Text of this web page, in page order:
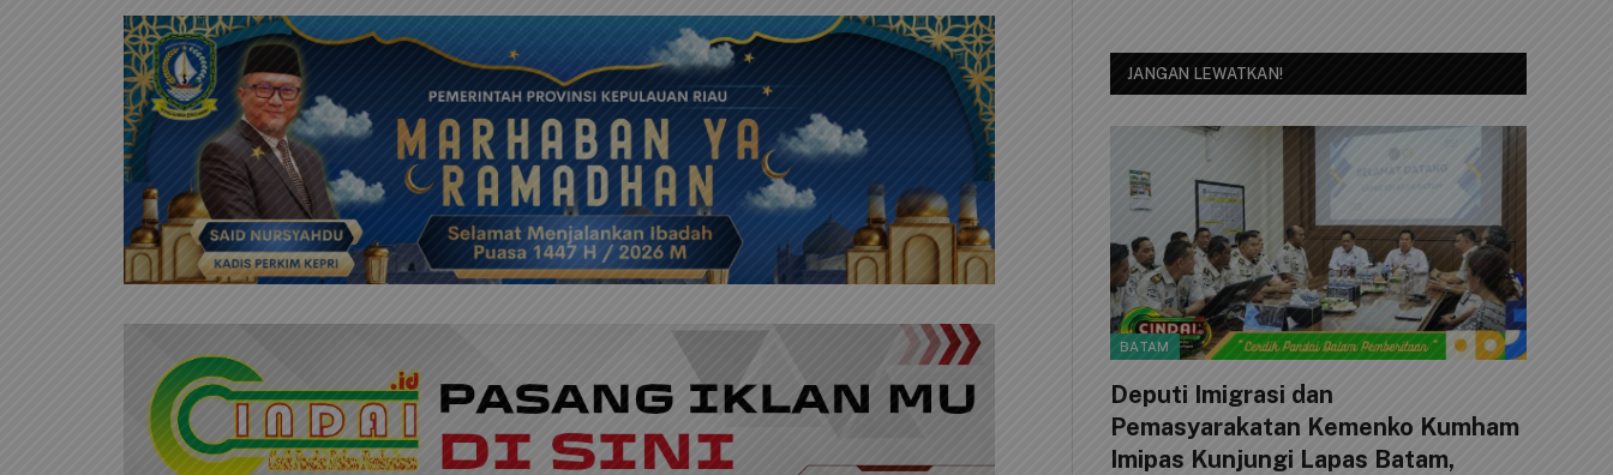
JANGAN LEWATKAN!
BATAM
Deputi Imigrasi dan
Pemasyarakatan Kemenko Kumham
Imipas Kunjungi Lapas Batam,